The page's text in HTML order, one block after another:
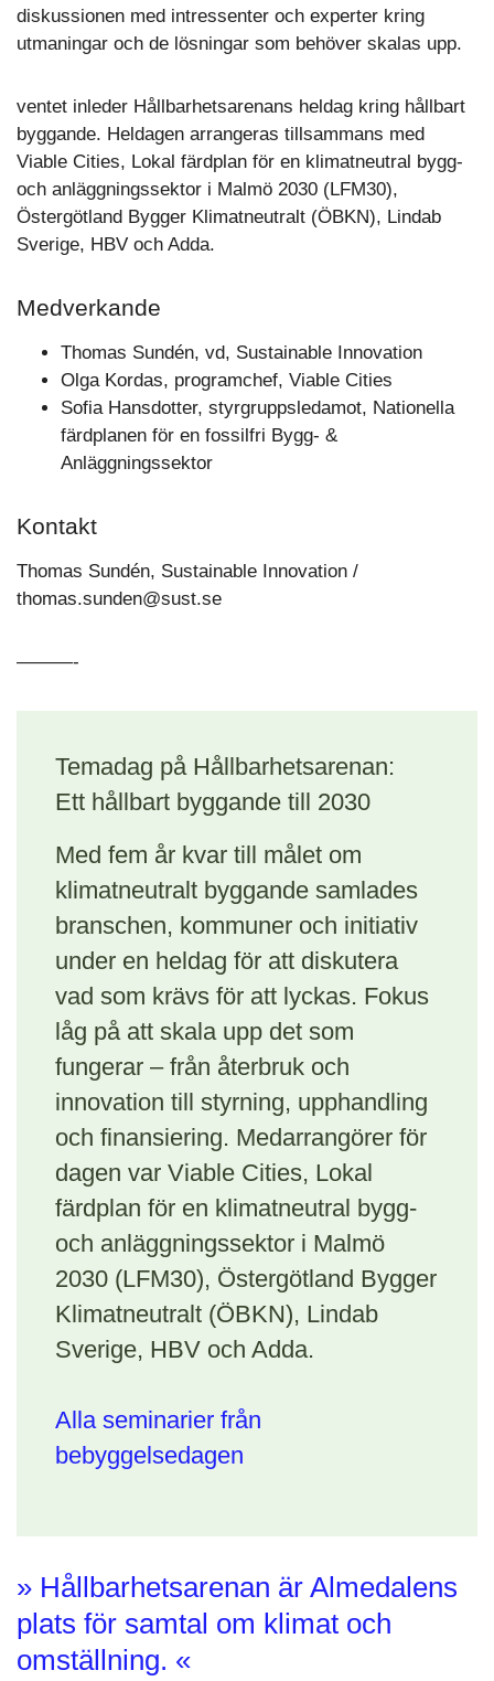
diskussionen med intressenter och experter kring
utmaningar och de lösningar som behöver skalas upp.
ventet inleder Hållbarhetsarenans heldag kring hållbart
byggande. Heldagen arrangeras tillsammans med
Viable Cities, Lokal färdplan för en klimatneutral bygg-
och anläggningssektor i Malmö 2030 (LFM30),
Östergötland Bygger Klimatneutralt (ÖBKN), Lindab
Sverige, HBV och Adda.
Medverkande
Thomas Sundén, vd, Sustainable Innovation
Olga Kordas, programchef, Viable Cities
Sofia Hansdotter, styrgruppsledamot, Nationella
färdplanen för en fossilfri Bygg- &
Anläggningssektor
Kontakt
Thomas Sundén, Sustainable Innovation /
thomas.sunden@sust.se
———-
Temadag på Hållbarhetsarenan:
Ett hållbart byggande till 2030
Med fem år kvar till målet om
klimatneutralt byggande samlades
branschen, kommuner och initiativ
under en heldag för att diskutera
vad som krävs för att lyckas. Fokus
låg på att skala upp det som
fungerar – från återbruk och
innovation till styrning, upphandling
och finansiering. Medarrangörer för
dagen var Viable Cities, Lokal
färdplan för en klimatneutral bygg-
och anläggningssektor i Malmö
2030 (LFM30), Östergötland Bygger
Klimatneutralt (ÖBKN), Lindab
Sverige, HBV och Adda.
Alla seminarier från
bebyggelsedagen
» Hållbarhetsarenan är Almedalens
plats för samtal om klimat och
omställning. «